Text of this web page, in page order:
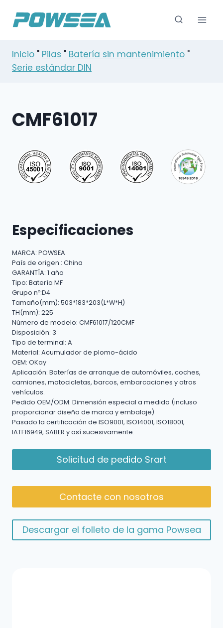
Inicio " Pilas " Batería sin mantenimiento "
Serie estándar DIN
CMF61017
Especificaciones
MARCA: POWSEA
País de origen : China
GARANTÍA: 1 año
Tipo: Batería MF
Grupo nº:D4
Tamaño(mm): 503*183*203(L*W*H)
TH(mm): 225
Número de modelo: CMF61017/120CMF
Disposición: 3
Tipo de terminal: A
Material: Acumulador de plomo-ácido
OEM: OKay
Aplicación: Baterías de arranque de automóviles, coches,
camiones, motocicletas, barcos, embarcaciones y otros
vehículos.
Pedido OEM/ODM: Dimensión especial a medida (incluso
proporcionar diseño de marca y embalaje)
Pasado la certificación de ISO9001, ISO14001, ISO18001,
IATF16949, SABER y así sucesivamente.
Solicitud de pedido Srart
Contacte con nosotros
Descargar el folleto de la gama Powsea